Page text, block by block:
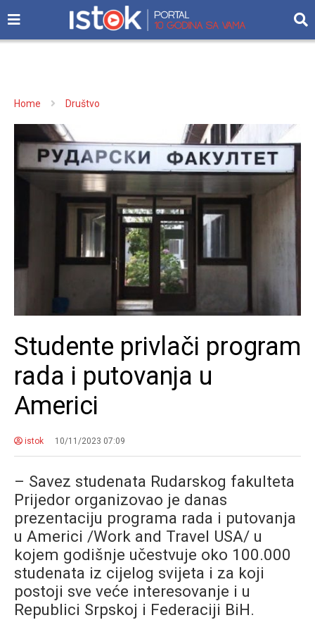
Home Društvo
Studente privlači program
rada i putovanja u
Americi
istok 10/11/2023 07:09
– Savez studenata Rudarskog fakulteta
Prijedor organizovao je danas
prezentaciju programa rada i putovanja
u Americi /Work and Travel USA/ u
kojem godišnje učestvuje oko 100.000
studenata iz cijelog svijeta i za koji
postoji sve veće interesovanje i u
Republici Srpskoj i Federaciji BiH.